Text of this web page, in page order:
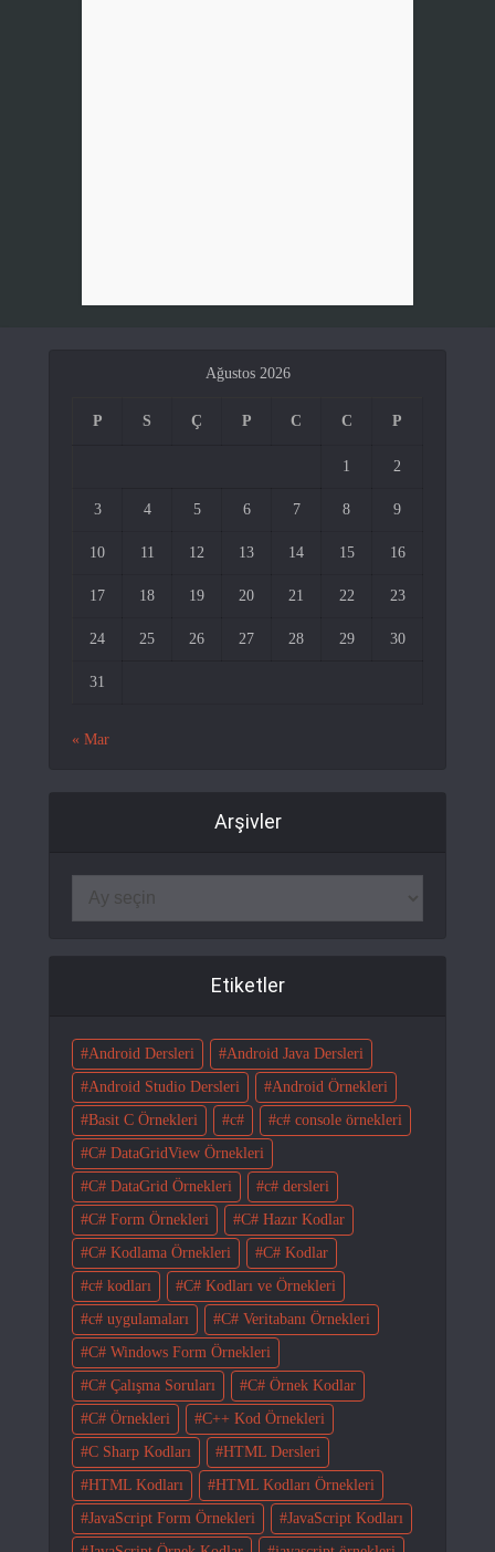
Ağustos 2026
P S Ç P C C P
1 2
3 4 5 6 7 8 9
10 11 12 13 14 15 16
17 18 19 20 21 22 23
24 25 26 27 28 29 30
31
« Mar
Arşivler
Etiketler
Android Dersleri
Android Java Dersleri
Android Studio Dersleri
Android Örnekleri
Basit C Örnekleri
c#
c# console örnekleri
C# DataGridView Örnekleri
C# DataGrid Örnekleri
c# dersleri
C# Form Örnekleri
C# Hazır Kodlar
C# Kodlama Örnekleri
C# Kodlar
c# kodları
C# Kodları ve Örnekleri
c# uygulamaları
C# Veritabanı Örnekleri
C# Windows Form Örnekleri
C# Çalışma Soruları
C# Örnek Kodlar
C# Örnekleri
C++ Kod Örnekleri
C Sharp Kodları
HTML Dersleri
HTML Kodları
HTML Kodları Örnekleri
JavaScript Form Örnekleri
JavaScript Kodları